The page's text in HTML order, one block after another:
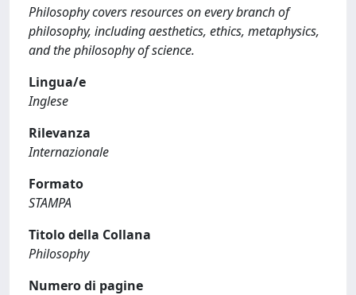
Philosophy covers resources on every branch of
philosophy, including aesthetics, ethics, metaphysics,
and the philosophy of science.
Lingua/e
Inglese
Rilevanza
Internazionale
Formato
STAMPA
Titolo della Collana
Philosophy
Numero di pagine